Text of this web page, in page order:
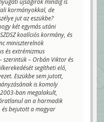
kormányokkal, de
jut az eszükbe?
két egymás utáni
koalíciós kormány, és
miniszterelnök
és extrémizmus
szerintük – Orbán Viktor és
segítheti elő,
Eszükbe sem jutott,
is komoly
ban megalakult,
an a harmadik
bejutott a magyar